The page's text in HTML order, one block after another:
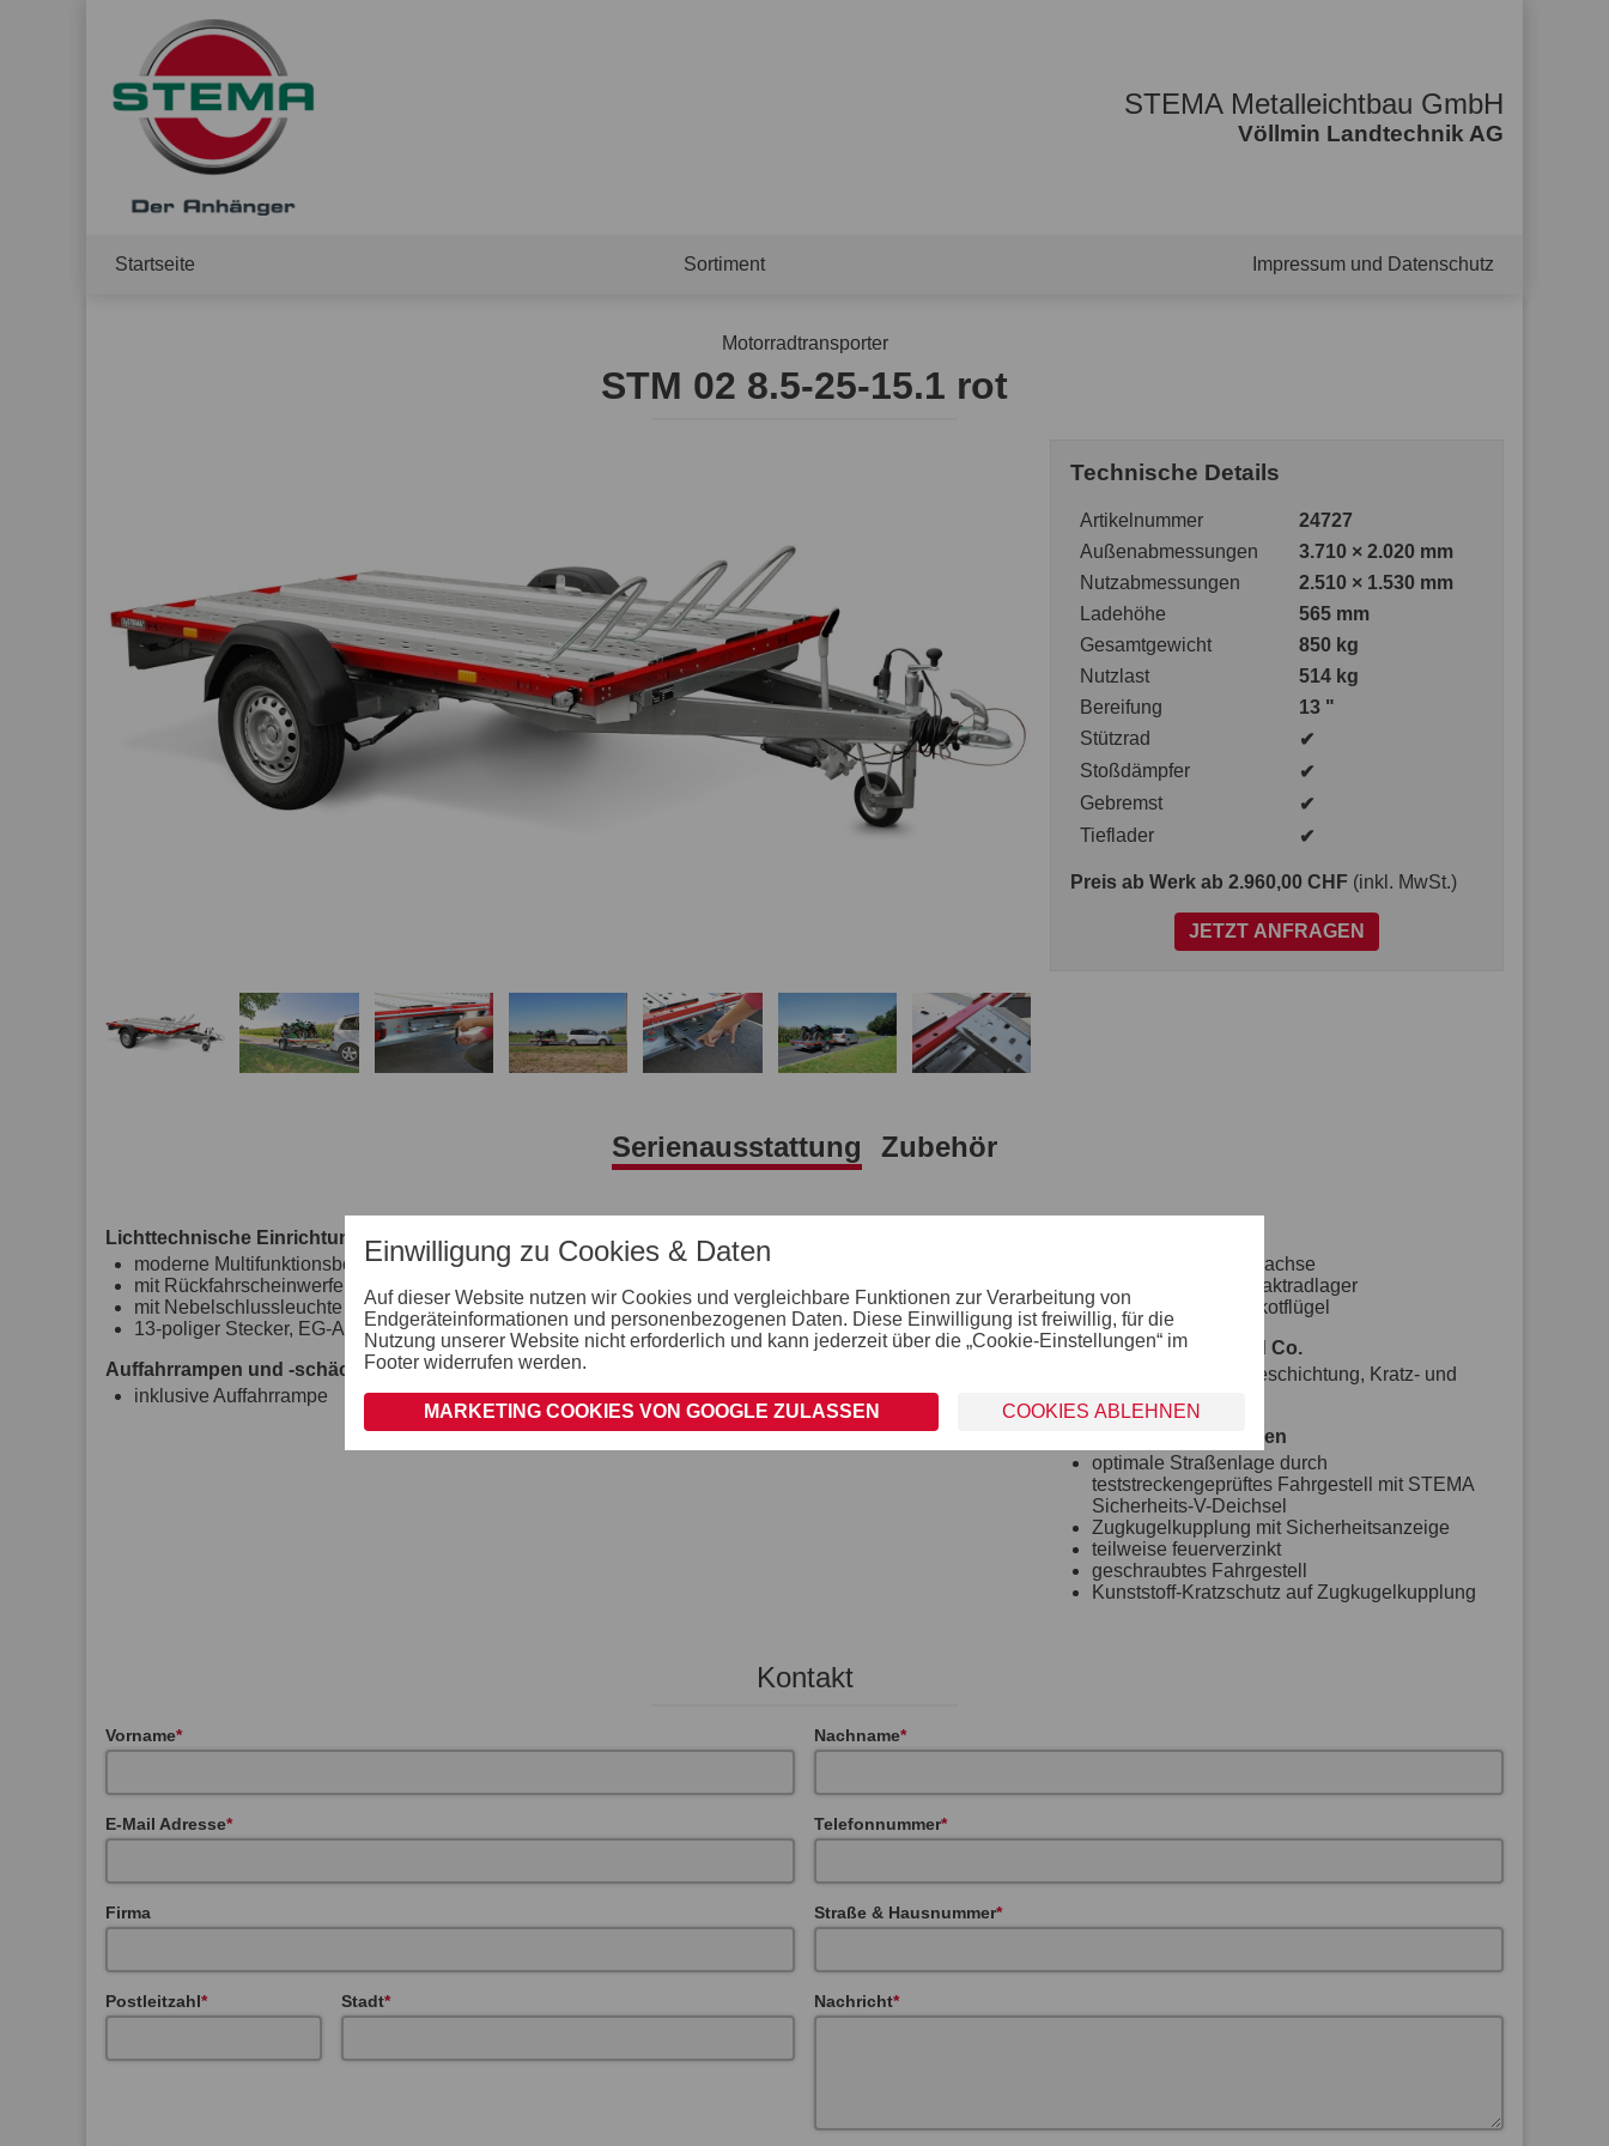
STEMA Metalleichtbau GmbH
Völlmin Landtechnik AG
Startseite Sortiment Impressum und Datenschutz
Motorradtransporter
STM 02 8.5-25-15.1 rot
Technische Details
Artikelnummer
24727
Außenabmessungen
3.710 × 2.020 mm
Nutzabmessungen
2.510 × 1.530 mm
Ladehöhe
565 mm
Gesamtgewicht
850 kg
Nutzlast
514 kg
Bereifung
13 "
Stützrad
✔
Stoßdämpfer
✔
Gebremst
✔
Tieflader
✔
Preis ab Werk ab 2.960,00 CHF (inkl. MwSt.)
JETZT ANFRAGEN
Serienausstattung Zubehör
Lichttechnische Einrichtungen
moderne Multifunktionsbeleuchtung
mit Rückfahrscheinwerfer
mit Nebelschlussleuchte
13-poliger Stecker, EG-Ausstattung
Auffahrrampen und -schächte
inklusive Auffahrrampe
Verzurr- und Sicherungsmöglichkeiten
Zahlreiche Verzurrmöglichkeiten
robuste Gummifederachse
wartungsfreie Kompaktradlager
stoßfeste Kunststoffkotflügel
Bordwand, Reling und Co.
mit farbiger Pulverbeschichtung, Kratz- und
Fahrgestell und Rahmen
optimale Straßenlage durch
teststreckengeprüftes Fahrgestell mit STEMA
Sicherheits-V-Deichsel
Zugkugelkupplung mit Sicherheitsanzeige
teilweise feuerverzinkt
geschraubtes Fahrgestell
Kunststoff-Kratzschutz auf Zugkugelkupplung
Kontakt
Vorname Nachname
E-Mail Adresse Telefonnummer
Firma Straße & Hausnummer
Postleitzahl Stadt Nachricht
Einwilligung zu Cookies & Daten
Auf dieser Website nutzen wir Cookies und vergleichbare Funktionen zur Verarbeitung von
Endgeräteinformationen und personenbezogenen Daten. Diese Einwilligung ist freiwillig, für die
Nutzung unserer Website nicht erforderlich und kann jederzeit über die „Cookie-Einstellungen“ im
Footer widerrufen werden.
MARKETING COOKIES VON GOOGLE ZULASSEN COOKIES ABLEHNEN